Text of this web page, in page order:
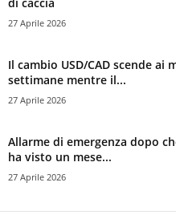
27 Aprile 2026
Il cambio USD/CAD scende ai
settimane mentre il...
27 Aprile 2026
Allarme di emergenza dopo
ha visto un mese...
27 Aprile 2026